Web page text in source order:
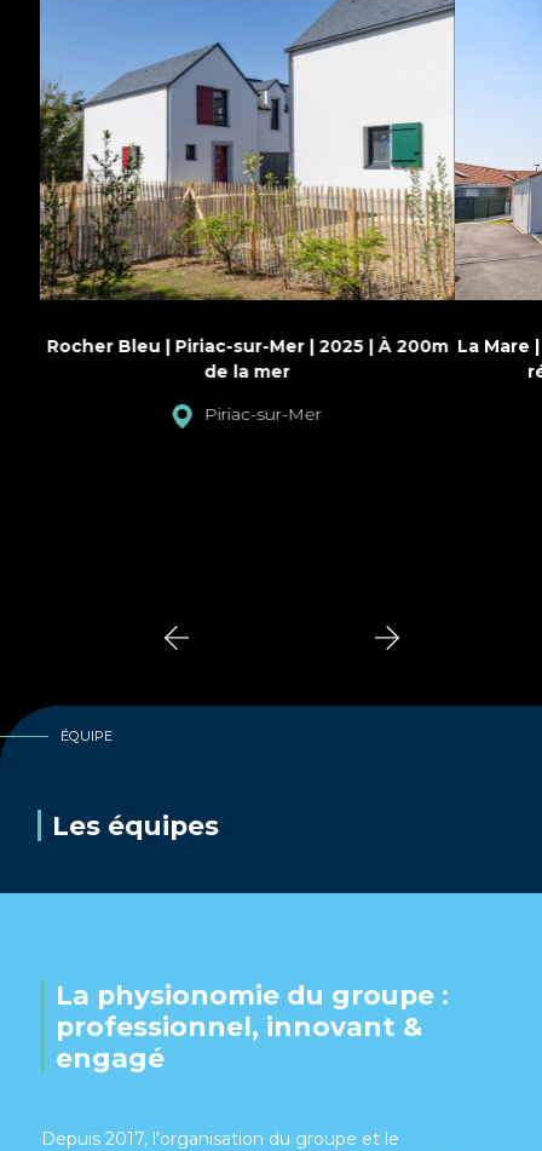
| Piriac-sur-Mer | 2025 | À 200m La Mare | St-Hilaire-de-
résidence pour
ÉQUIPE
Les équipes
La physionomie du groupe :
professionnel, innovant &
engagé
Depuis 2017, l’organisation du groupe et le